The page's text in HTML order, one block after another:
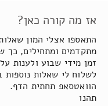
אז מה קורה כאן?
התאספו אצלי המון
מתקדמים ומתחילים, כך
זמן מידי שבוע ולענות
לשלוח לי שאלות נוספות
הוואטסאפ תחתית הדף.
תהנו